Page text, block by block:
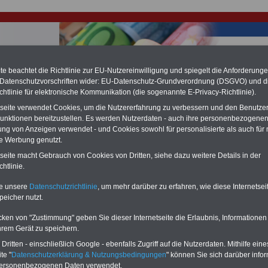
für Beamte & Ruhestandsbeamte (zu geringe Alimentation)
hat die Landesbesoldung von Berlin für die Jahre 2008 bis
erklärt (Berlin muss bisMärz 2027 eine Neuregelung der
die zun hohen Nachzahlungen führen wird). Auch beim Bund
wird es hohe Nachzahlungen geben (Medienberichten
alle (!) Beamtezwischen mind.
hierzu eine Broschüre heraus, die unmittelbar nach dem Beschluss des
der Bundesregierung vorgelegt wird (wahrscheinlich im Quartal.2026
Wirkungen der Übernahme eines Mandats
mit drei Ratgebern für nur
für Beamtinnen
PDF-SERVICE:
beachtet die Richtlinie zur EU-Nutzereinwilligung und spiegelt die
wider: EU-Datenschutz-Grundverordnung (DSGVO) und
für elektronische Kommunikation (die sogenannte E-Privacy-Richtlinie).
verwendet Cookies, um die Nutzererfahrung zu verbessern und den
bereitzustellen. Es werden Nutzerdaten - auch ihre
von Anzeigen verwendet - und Cookies sowohl für personalisierte als auch für
Werbung genutzt.
macht Gebrauch von Cookies von Dritten, siehe dazu weitere Details in der
unsere Datenschutzrichtlinie , um mehr darüber zu erfahren, wie diese
nutzt.
von "Zustimmung" geben Sie dieser Internetseite die Erlaubnis, Informationen
Gerät zu speichern.
- einschließlich Google - ebenfalls Zugriff auf die Nutzerdaten. Mithilfe
"Datenschutzerklärung & Nutzungsbedingungen" können Sie sich darüber
Daten verwendet.